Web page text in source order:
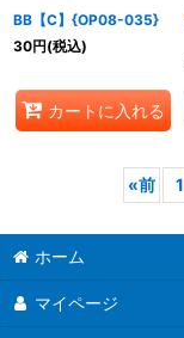
BB【C】{OP08-035}
30円(税込)
カートに入れる
«前 1
ホーム
マイページ